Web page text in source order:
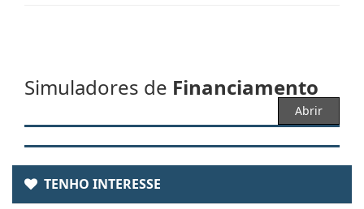
Simuladores de Financiamento
Abrir
TENHO INTERESSE